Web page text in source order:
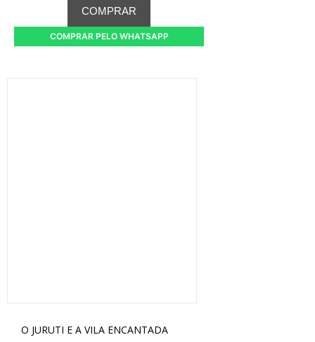
COMPRAR
COMPRAR PELO WHATSAPP
O JURUTI E A VILA ENCANTADA